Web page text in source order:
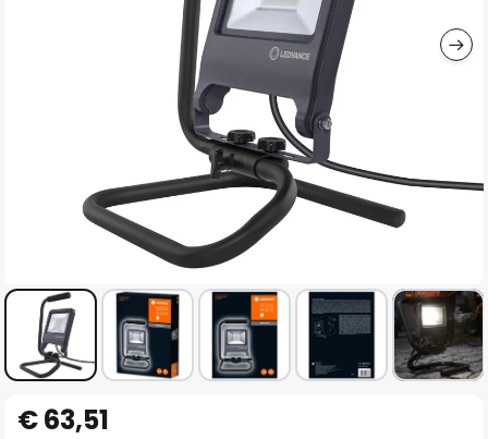
Anfang
€ 63,51